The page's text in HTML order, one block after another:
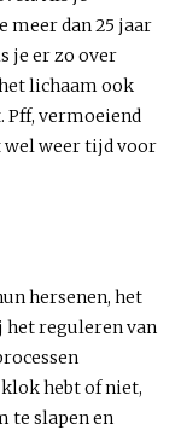
meer dan 25 jaar
je er zo over
lichaam ook
Pff, vermoeiend
wel weer tijd voor
hersenen, het
het reguleren van
klok hebt of niet,
te slapen en